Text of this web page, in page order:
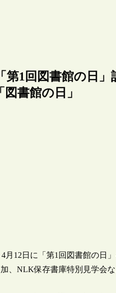
1回図書館の日」
書館の日」
月12日に「第1回図書館の日
、NLK保存書庫特別見学会